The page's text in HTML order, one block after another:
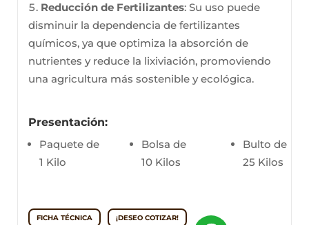
Reducción de Fertilizantes: Su uso puede
disminuir la dependencia de fertilizantes
químicos, ya que optimiza la absorción de
nutrientes y reduce la lixiviación, promoviendo
una agricultura más sostenible y ecológica.
Presentación:
Paquete de
1 Kilo
Bolsa de
10 Kilos
Bulto de
25 Kilos
FICHA TÉCNICA ¡DESEO COTIZAR!